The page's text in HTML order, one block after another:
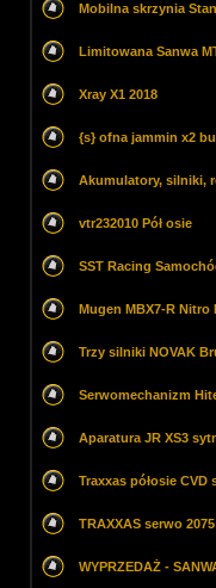
Mobilna skrzynia
Limitowana Sanwa
Xray X1 2018
{s} ofna jammin x2
Akumulatory, silniki,
vtr232010 Pół osie
SST Racing
Mugen MBX7-R Nitro
Trzy silniki NOVAK
Serwomechanizm
Aparatura JR XS3
Traxxas półosie
TRAXXAS serwo
WYPRZEDAŻ -